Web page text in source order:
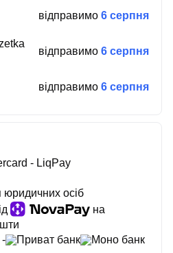
відправимо 6 серпня
відправимо 6 серпня
відправимо 6 серпня
- LiqPay
юридичних осіб
на
-
Приват банк
Моно банк